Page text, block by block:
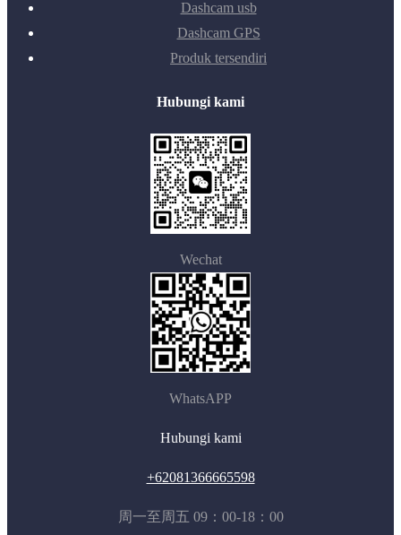
Dashcam usb
Dashcam GPS
Produk tersendiri
Hubungi kami
Wechat
WhatsAPP
Hubungi kami
+62081366665598
周一至周五 09：00-18：00